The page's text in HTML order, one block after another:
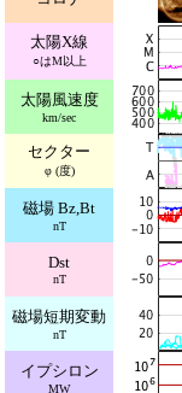
太陽X線
○はM以上
太陽風速度
km/sec
セクター
φ (度)
磁場 Bz,Bt
nT
Dst
nT
磁場短期変動
nT
イプシロン
MW